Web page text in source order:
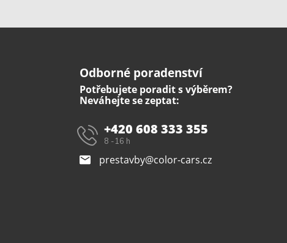
Odborné poradenství
Potřebujete poradit s výběrem?
Neváhejte se zeptat:
+420 608 333 355
8 -16 h
prestavby@color-cars.cz